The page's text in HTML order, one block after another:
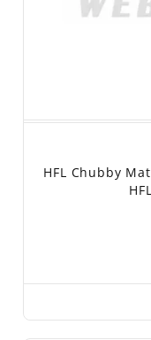
HFL Chubby